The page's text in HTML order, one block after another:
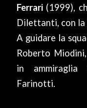
Ferrari (1999),
Dilettanti, con la
A guidare la
Roberto
in
Farinotti.